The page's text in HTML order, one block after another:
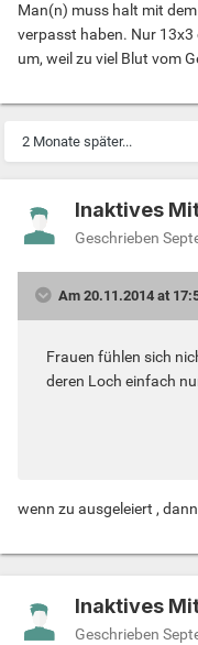
Man(n) muss halt mit
verpasst haben. Nur
um, weil zu viel Blut vom
2 Monate später...
Inaktives
Geschrieben
Am 20.11.2014 at
Frauen fühlen sich
deren Loch einfach
wenn zu ausgeleiert ,
Inaktives
Geschrieben